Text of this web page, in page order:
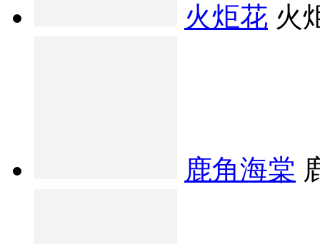
火炬花 火
鹿角海棠